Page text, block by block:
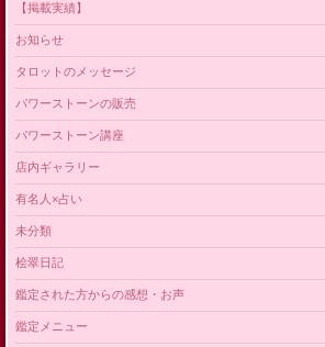
【掲載実績】
お知らせ
タロットのメッセージ
パワーストーンの販売
パワーストーン講座
店内ギャラリー
有名人×占い
未分類
桧翠日記
鑑定された方からの感想・お声
鑑定メニュー